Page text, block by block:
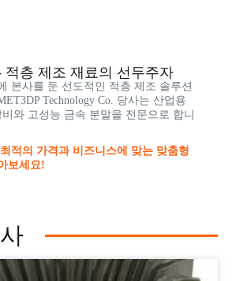
적층 제조 재료의 선두주자
본사를 둔 선도적인 적층 제조 솔루션
Technology Co. 당사는 산업용
와 고성능 금속 분말을 전문으로 합니
적의 가격과 비즈니스에 맞는 맞춤형
보세요!